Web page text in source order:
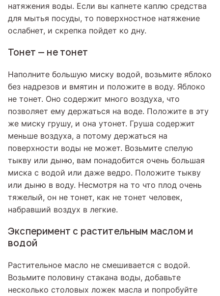
натяжения воды. Если вы капнете каплю средства
для мытья посуды, то поверхностное натяжение
ослабнет, и скрепка пойдет ко дну.
Тонет — не тонет
Наполните большую миску водой, возьмите яблоко
без надрезов и вмятин и положите в воду. Яблоко
не тонет. Оно содержит много воздуха, что
позволяет ему держаться на воде. Положите в эту
же миску грушу, и она утонет. Груша содержит
меньше воздуха, а потому держаться на
поверхности воды не может. Возьмите спелую
тыкву или дыню, вам понадобится очень большая
миска с водой или даже ведро. Положите тыкву
или дыню в воду. Несмотря на то что плод очень
тяжелый, он не тонет, как не тонет человек,
набравший воздух в легкие.
Эксперимент с растительным маслом и
водой
Растительное масло не смешивается с водой.
Возьмите половину стакана воды, добавьте
несколько столовых ложек масла и попробуйте